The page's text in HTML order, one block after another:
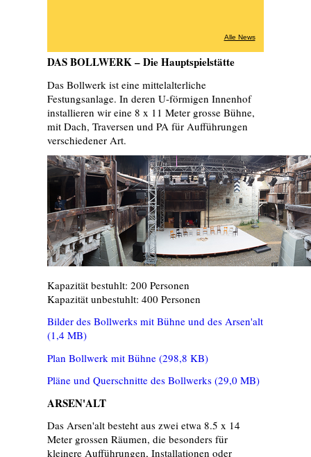
Alle News
DAS BOLLWERK – Die Hauptspielstätte
Das Bollwerk ist eine mittelalterliche
Festungsanlage. In deren U-förmigen Innenhof
installieren wir eine 8 x 11 Meter grosse Bühne,
mit Dach, Traversen und PA für Aufführungen
verschiedener Art.
Kapazität bestuhlt: 200 Personen
Kapazität unbestuhlt: 400 Personen
Bilder des Bollwerks mit Bühne und des Arsen'alt
(1,4 MB)
Plan Bollwerk mit Bühne (298,8 KB)
Pläne und Querschnitte des Bollwerks (29,0 MB)
ARSEN'ALT
Das Arsen'alt besteht aus zwei etwa 8.5 x 14
Meter grossen Räumen, die besonders für
kleinere Aufführungen, Installationen oder